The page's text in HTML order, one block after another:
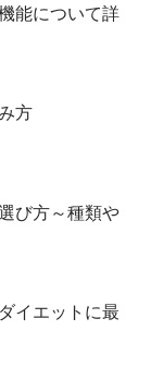
能について詳
方
び方～種類や
イエットに最